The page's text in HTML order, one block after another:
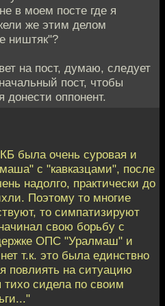
в моем посте где я
же этим делом
ништяк"?
на пост, думаю, следует
пост, чтобы
донести оппонент.
была очень суровая и
с "кавказцами", после
надолго, практически до
Поэтому то многие
то симпатизируют
свою борьбу с
ОПС "Уралмаш" и
т.к. это была единствно
повлиять на ситуацию
сидела по своим